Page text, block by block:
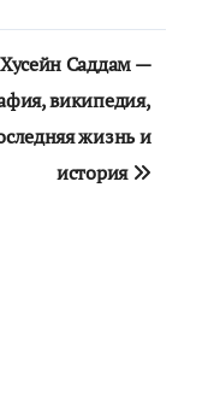
Хусейн Саддам —
википедия,
жизнь и
история